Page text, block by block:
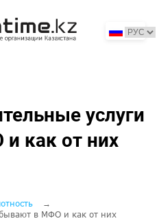
услуги
как от них
в МФО и как от них